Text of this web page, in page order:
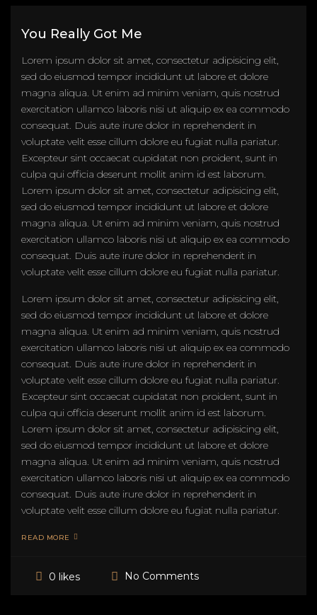
You Really Got Me
Lorem ipsum dolor sit amet, consectetur adipisicing elit,
sed do eiusmod tempor incididunt ut labore et dolore
magna aliqua. Ut enim ad minim veniam, quis nostrud
exercitation ullamco laboris nisi ut aliquip ex ea commodo
consequat. Duis aute irure dolor in reprehenderit in
voluptate velit esse cillum dolore eu fugiat nulla pariatur.
Excepteur sint occaecat cupidatat non proident, sunt in
culpa qui officia deserunt mollit anim id est laborum.
Lorem ipsum dolor sit amet, consectetur adipisicing elit,
sed do eiusmod tempor incididunt ut labore et dolore
magna aliqua. Ut enim ad minim veniam, quis nostrud
exercitation ullamco laboris nisi ut aliquip ex ea commodo
consequat. Duis aute irure dolor in reprehenderit in
voluptate velit esse cillum dolore eu fugiat nulla pariatur.
Lorem ipsum dolor sit amet, consectetur adipisicing elit,
sed do eiusmod tempor incididunt ut labore et dolore
magna aliqua. Ut enim ad minim veniam, quis nostrud
exercitation ullamco laboris nisi ut aliquip ex ea commodo
consequat. Duis aute irure dolor in reprehenderit in
voluptate velit esse cillum dolore eu fugiat nulla pariatur.
Excepteur sint occaecat cupidatat non proident, sunt in
culpa qui officia deserunt mollit anim id est laborum.
Lorem ipsum dolor sit amet, consectetur adipisicing elit,
sed do eiusmod tempor incididunt ut labore et dolore
magna aliqua. Ut enim ad minim veniam, quis nostrud
exercitation ullamco laboris nisi ut aliquip ex ea commodo
consequat. Duis aute irure dolor in reprehenderit in
voluptate velit esse cillum dolore eu fugiat nulla pariatur.
READ MORE
0 likes No Comments